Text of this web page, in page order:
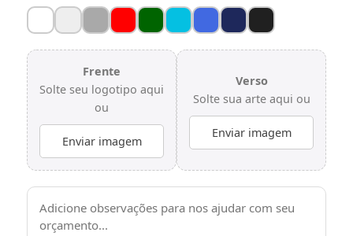
Oxford
quantidade
Frente
Solte seu logotipo aqui
ou
Enviar imagem
Verso
Solte sua arte aqui ou
Enviar imagem